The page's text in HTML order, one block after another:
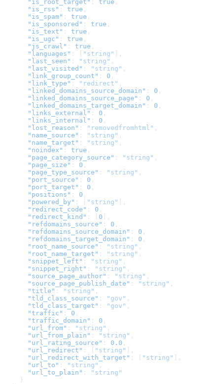
      "is_root_target"
: true ,
      "is_rss"
: true ,
      "is_spam"
: true ,
      "is_sponsored"
: true ,
      "is_text"
: true ,
      "is_ugc"
: true ,
      "js_crawl"
: true ,
      "languages"
: [ "string"
],
      "last_seen"
: "string" ,
      "last_visited"
: "string" ,
      "link_group_count"
: 0 ,
      "link_type"
: "redirect" ,
      "linked_domains_source_domain"
: 0 ,
      "linked_domains_source_page"
: 0 ,
      "linked_domains_target_domain"
: 0 ,
      "links_external"
: 0 ,
      "links_internal"
: 0 ,
      "lost_reason"
: "removedfromhtml" ,
      "name_source"
: "string" ,
      "name_target"
: "string" ,
      "noindex"
: true ,
      "page_category_source"
: "string" ,
      "page_size"
: 0 ,
      "page_type_source"
: "string" ,
      "port_source"
: 0 ,
      "port_target"
: 0 ,
      "positions"
: 0 ,
      "powered_by"
: [ "string"
],
      "redirect_code"
: 0 ,
      "redirect_kind"
: [ 0 ],
      "refdomains_source"
: 0 ,
      "refdomains_source_domain"
: 0 ,
      "refdomains_target_domain"
: 0 ,
      "root_name_source"
: "string" ,
      "root_name_target"
: "string" ,
      "snippet_left"
: "string" ,
      "snippet_right"
: "string" ,
      "source_page_author"
: "string" ,
      "source_page_publish_date"
: "string" ,
      "title"
: "string" ,
      "tld_class_source"
: "gov" ,
      "tld_class_target"
: "gov" ,
      "traffic"
: 0 ,
      "traffic_domain"
: 0 ,
      "url_from"
: "string" ,
      "url_from_plain"
: "string" ,
      "url_rating_source"
: 0.0 ,
      "url_redirect"
: [ "string"
],
      "url_redirect_with_target"
: [ "string"
],
      "url_to"
: "string" ,
      "url_to_plain"
:
"string"
    }